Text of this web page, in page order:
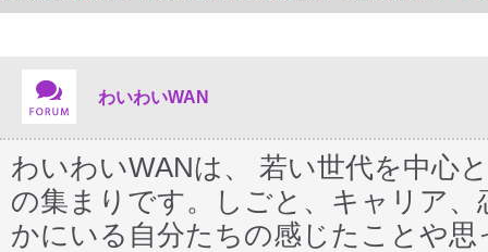
わいわいWAN
わいわいWANは、 若い世代を中心
の集まりです。しごと、キャリア
かにいる自分たちの感じたことや